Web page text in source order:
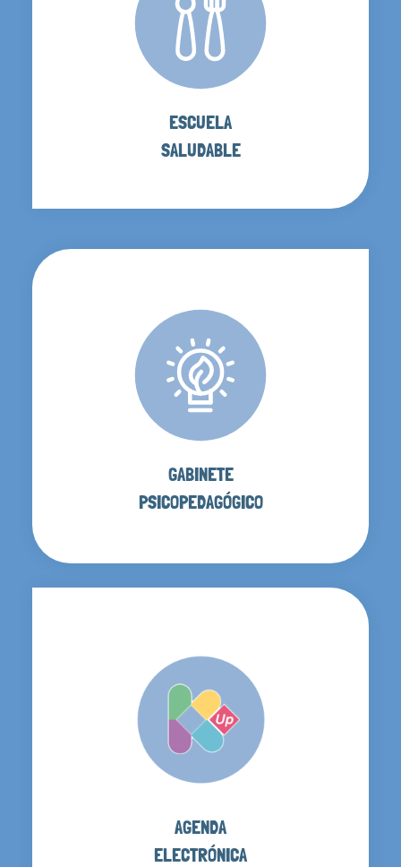
ESCUELA
SALUDABLE
GABINETE
PSICOPEDAGÓGICO
AGENDA
ELECTRÓNICA